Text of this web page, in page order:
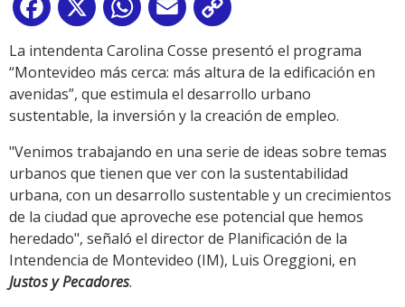
Facebook
X WhatsApp
Email
Link
La intendenta Carolina Cosse presentó el programa
“Montevideo más cerca: más altura de la edificación en
avenidas”, que estimula el desarrollo urbano
sustentable, la inversión y la creación de empleo.
"Venimos trabajando en una serie de ideas sobre temas
urbanos que tienen que ver con la sustentabilidad
urbana, con un desarrollo sustentable y un crecimientos
de la ciudad que aproveche ese potencial que hemos
heredado", señaló el director de Planificación de la
Intendencia de Montevideo (IM), Luis Oreggioni, en
Justos y Pecadores.